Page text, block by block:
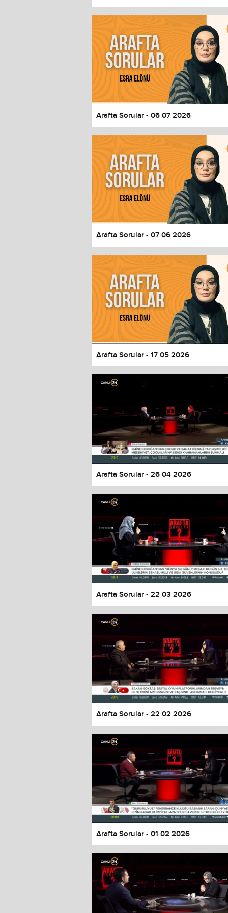
Window
Color
Transparency
Font Size
Text Edge Style
Font Family
Resetrestore all settings to the default
Close Modal Dialog
End of dialog window.
Arafta Sorular - 06 07 2026
Arafta Sorular - 07 06 2026
Arafta Sorular - 17 05 2026
Arafta Sorular - 26 04 2026
Arafta Sorular - 22 03 2026
Arafta Sorular - 22 02 2026
Arafta Sorular - 01 02 2026